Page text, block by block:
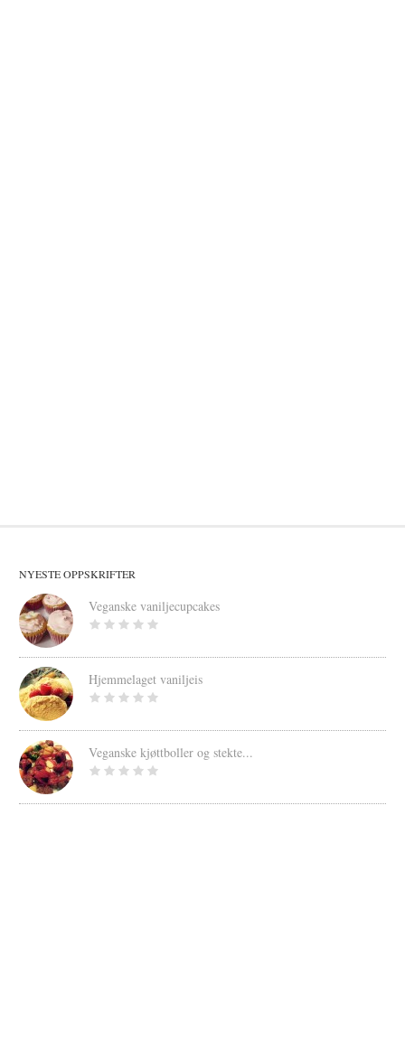
NYESTE OPPSKRIFTER
Veganske vaniljecupcakes
Hjemmelaget vaniljeis
Veganske kjøttboller og stekte...